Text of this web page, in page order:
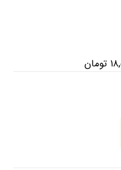
تومان